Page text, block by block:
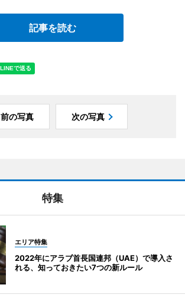
記事を読む
前の写真 次の写真
特集
エリア特集
2022年にアラブ首長国連邦（UAE）で導入さ
れる、知っておきたい7つの新ルール